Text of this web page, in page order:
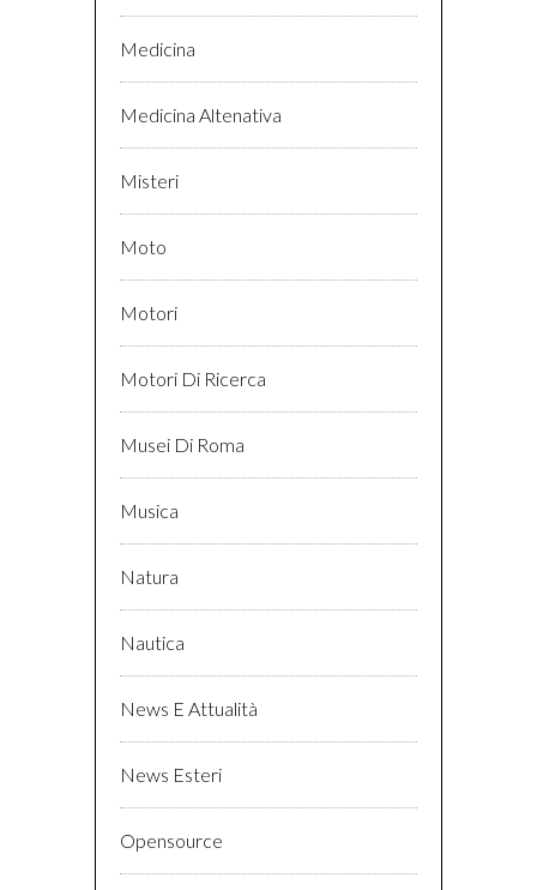
Medicina
Medicina Altenativa
Misteri
Moto
Motori
Motori Di Ricerca
Musei Di Roma
Musica
Natura
Nautica
News E Attualità
News Esteri
Opensource